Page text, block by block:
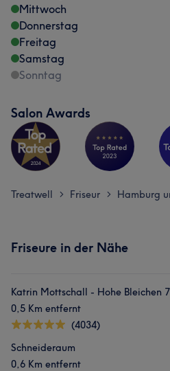
Mittwoch
Donnerstag
Freitag
Samstag
Sonntag
Salon Awards
Treatwell > Friseur > Hamburg
Friseure in der Nähe
Katrin Mottschall - Hohe Bleichen
0,5 Km entfernt
(4034)
Schneideraum
0,6 Km entfernt